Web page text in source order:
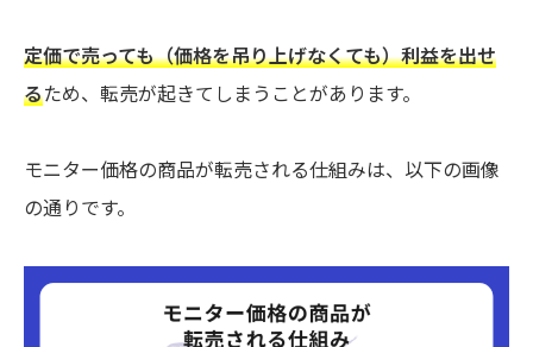
定価で売っても（価格を吊り上げなくても）利益を出せ
るため、転売が起きてしまうことがあります。
モニター価格の商品が転売される仕組みは、以下の画像
の通りです。